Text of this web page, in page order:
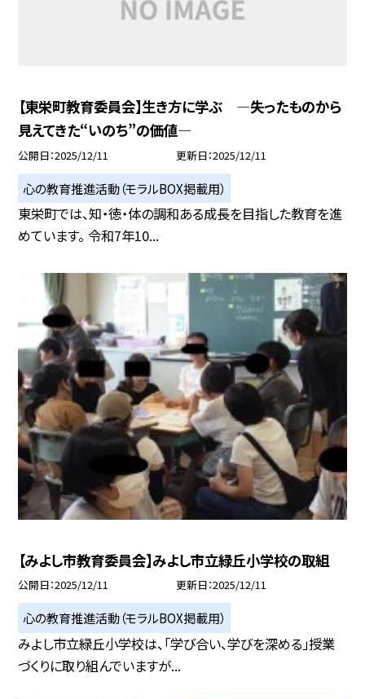
【東栄町教育委員会】生き方に学ぶ ―失ったものから
見えてきた“いのち”の価値―
公開日 2025/12/11 更新日 2025/12/11
心の教育推進活動（モラルBOX掲載用）
東栄町では、知・徳・体の調和ある成長を目指した教育を進
めています。 令和7年10...
【みよし市教育委員会】みよし市立緑丘小学校の取組
公開日 2025/12/11 更新日 2025/12/11
心の教育推進活動（モラルBOX掲載用）
みよし市立緑丘小学校は、「学び合い、学びを深める」授業
づくりに取り組んでいますが...